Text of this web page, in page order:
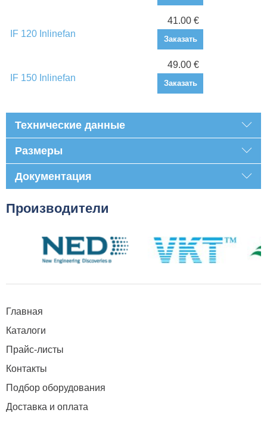
IF 120 Inlinefan
41.00 €
Заказать
IF 150 Inlinefan
49.00 €
Заказать
Технические данные
Размеры
Документация
Производители
Главная
Каталоги
Прайс-листы
Контакты
Подбор оборудования
Доставка и оплата